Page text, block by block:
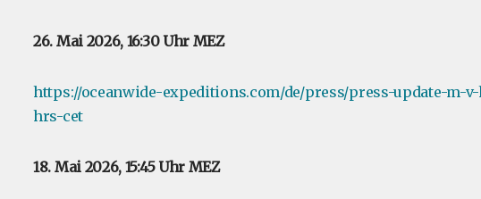
26. Mai 2026, 16:30 Uhr MEZ
https://oceanwide-expeditions.com/de/press/press-update-m-
hrs-cet
18. Mai 2026, 15:45 Uhr MEZ